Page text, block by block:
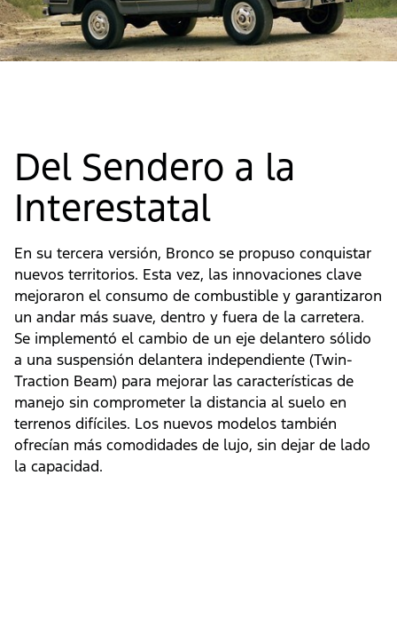
Del Sendero a la
Interestatal
En su tercera versión, Bronco se propuso conquistar
nuevos territorios. Esta vez, las innovaciones clave
mejoraron el consumo de combustible y garantizaron
un andar más suave, dentro y fuera de la carretera.
Se implementó el cambio de un eje delantero sólido
a una suspensión delantera independiente (Twin-
Traction Beam) para mejorar las características de
manejo sin comprometer la distancia al suelo en
terrenos difíciles. Los nuevos modelos también
ofrecían más comodidades de lujo, sin dejar de lado
la capacidad.